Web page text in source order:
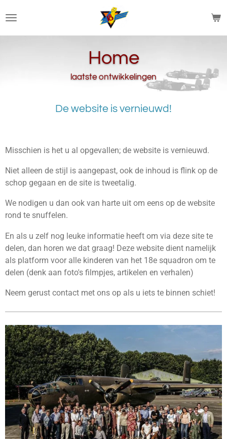
direct
naar
Home
laatste ontwikkelingen
De website is vernieuwd!
Misschien is het u al opgevallen; de website is vernieuwd.
Niet alleen de stijl is aangepast, ook de inhoud is flink op de
schop gegaan en de site is tweetalig.
We nodigen u dan ook van harte uit om eens op de website
rond te snuffelen.
En als u zelf nog leuke informatie heeft om via deze site te
delen, dan horen we dat graag! Deze website dient namelijk
als platform voor alle kinderen van het 18e squadron om te
delen (denk aan foto's filmpjes, artikelen en verhalen)
Neem gerust contact met ons op als u iets te binnen schiet!